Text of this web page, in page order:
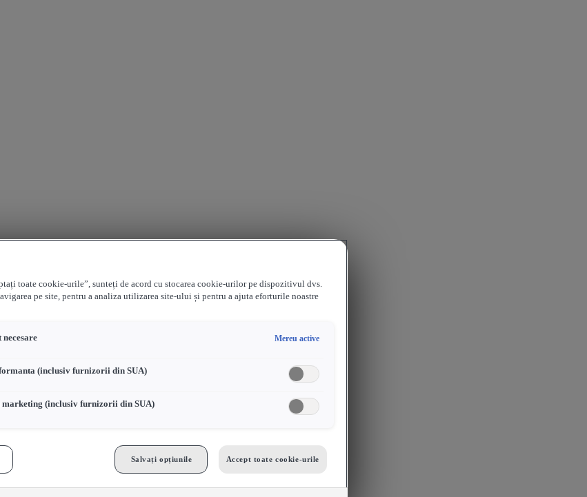
toate cookie-urile”, sunteți de acord cu stocarea cookie-urilor pe dispozitivul dvs.
pe site, pentru a analiza utilizarea site-ului și pentru a ajuta eforturile noastre
Mereu active
(inclusiv furnizorii din SUA)
(inclusiv furnizorii din SUA)
Salvați opțiunile Accept toate cookie-urile